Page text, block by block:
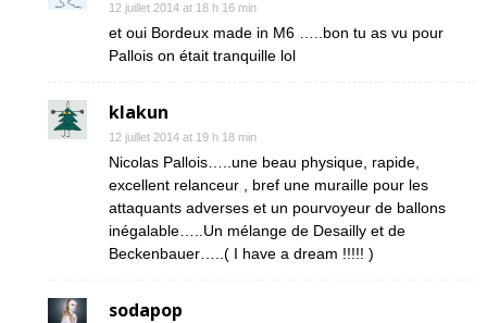
12 juillet 2014 at 18 h 16 min
et oui Bordeux made in M6 …..bon tu as vu pour
Pallois on était tranquille lol
klakun
12 juillet 2014 at 19 h 18 min
Nicolas Pallois…..une beau physique, rapide,
excellent relanceur , bref une muraille pour les
attaquants adverses et un pourvoyeur de ballons
inégalable…..Un mélange de Desailly et de
Beckenbauer…..( I have a dream !!!!! )
sodapop